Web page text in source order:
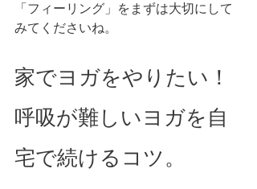
「フィーリング」をまずは大切にして
みてくださいね。
家でヨガをやりたい！
呼吸が難しいヨガを自
宅で続けるコツ。